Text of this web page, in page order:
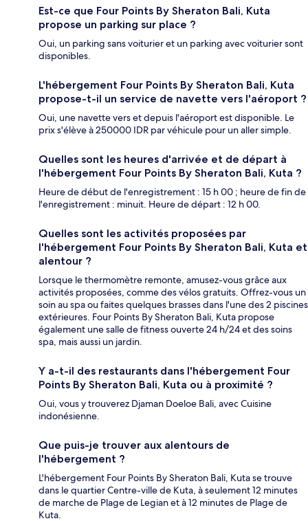
Est-ce que Four Points By Sheraton Bali, Kuta
propose un parking sur place ?
Oui, un parking sans voiturier et un parking avec voiturier sont
disponibles.
L'hébergement Four Points By Sheraton Bali, Kuta
propose-t-il un service de navette vers l'aéroport ?
Oui, une navette vers et depuis l'aéroport est disponible. Le
prix s'élève à 250000 IDR par véhicule pour un aller simple.
Quelles sont les heures d'arrivée et de départ à
l'hébergement Four Points By Sheraton Bali, Kuta ?
Heure de début de l'enregistrement : 15 h 00 ; heure de fin de
l'enregistrement : minuit. Heure de départ : 12 h 00.
Quelles sont les activités proposées par
l'hébergement Four Points By Sheraton Bali, Kuta et
alentour ?
Lorsque le thermomètre remonte, amusez-vous grâce aux
activités proposées, comme des vélos gratuits. Offrez-vous un
soin au spa ou faites quelques brasses dans l'une des 2 piscines
extérieures. Four Points By Sheraton Bali, Kuta propose
également une salle de fitness ouverte 24 h/24 et des soins
spa, mais aussi un jardin.
Y a-t-il des restaurants dans l'hébergement Four
Points By Sheraton Bali, Kuta ou à proximité ?
Oui, vous y trouverez Djaman Doeloe Bali, avec Cuisine
indonésienne.
Que puis-je trouver aux alentours de
l'hébergement ?
L'hébergement Four Points By Sheraton Bali, Kuta se trouve
dans le quartier Centre-ville de Kuta, à seulement 12 minutes
de marche de Plage de Legian et à 12 minutes de Plage de
Kuta.